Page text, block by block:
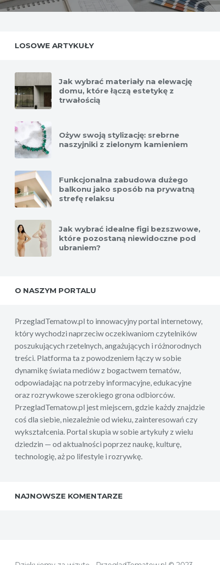
LOSOWE ARTYKUŁY
Jak wybrać materiały na elewację
domu, które łączą estetykę z
trwałością
Ożyw swoją stylizację: srebrne
naszyjniki z zielonym kamieniem
Funkcjonalna zabudowa dużego
balkonu jako sposób na prywatną
strefę relaksu
Jak wybrać idealne figi bezszwowe,
które pozostaną niewidoczne pod
ubraniem?
O NASZYM PORTALU
PrzegladTematow.pl to innowacyjny portal internetowy,
który wychodzi naprzeciw oczekiwaniom czytelników
poszukujących rzetelnych, angażujących i różnorodnych
treści. Platforma ta z powodzeniem łączy w sobie
dynamikę świata mediów z bogactwem tematów,
odpowiadając na potrzeby informacyjne, edukacyjne
oraz rozrywkowe szerokiego grona odbiorców.
PrzegladTematow.pl jest miejscem, gdzie każdy znajdzie
coś dla siebie, niezależnie od wieku, zainteresowań czy
wykształcenia. Portal skupia w sobie artykuły z wielu
dziedzin — od aktualności poprzez naukę, kulturę,
technologię, aż po lifestyle i rozrywkę.
NAJNOWSZE KOMENTARZE